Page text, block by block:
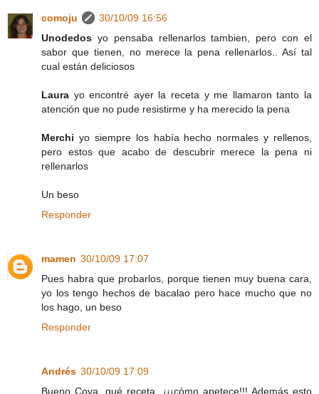
comoju
30/10/09 16:56
Unodedos yo pensaba rellenarlos tambien, pero con el
sabor que tienen, no merece la pena rellenarlos.. Así tal
cual están deliciosos
Laura yo encontré ayer la receta y me llamaron tanto la
atención que no pude resistirme y ha merecido la pena
Merchi yo siempre los había hecho normales y rellenos,
pero estos que acabo de descubrir merece la pena ni
rellenarlos
Un beso
Responder
mamen 30/10/09 17:07
Pues habra que probarlos, porque tienen muy buena cara,
yo los tengo hechos de bacalao pero hace mucho que no
los hago, un beso
Responder
Andrés 30/10/09 17:09
Bueno Cova, qué receta, ¡¡¡cómo apetece!!! Además esto